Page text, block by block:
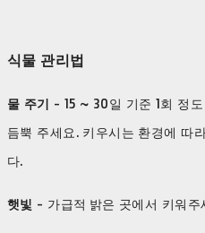
식물 관리법
물 주기 - 15 ~ 30일 기준 1회 정
듬뿍 주세요. 키우시는 환경에 따
다.
햇빛 - 가급적 밝은 곳에서 키워주